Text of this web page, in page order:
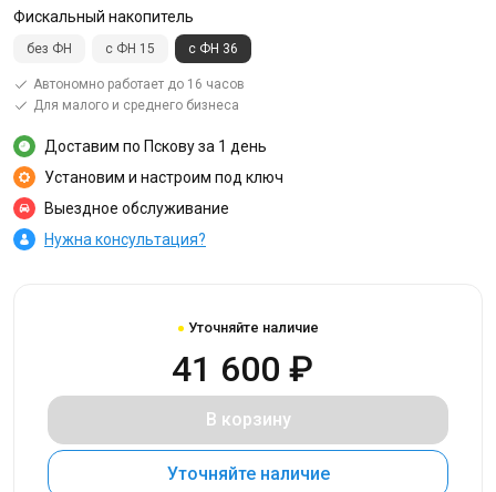
Фискальный накопитель
без ФН с ФН 15 с ФН 36
Автономно работает до 16 часов
Для малого и среднего бизнеса
Доставим по Пскову за 1 день
Установим и настроим под ключ
Выездное обслуживание
Нужна консультация?
Уточняйте наличие
41 600 ₽
В корзину
Уточняйте наличие